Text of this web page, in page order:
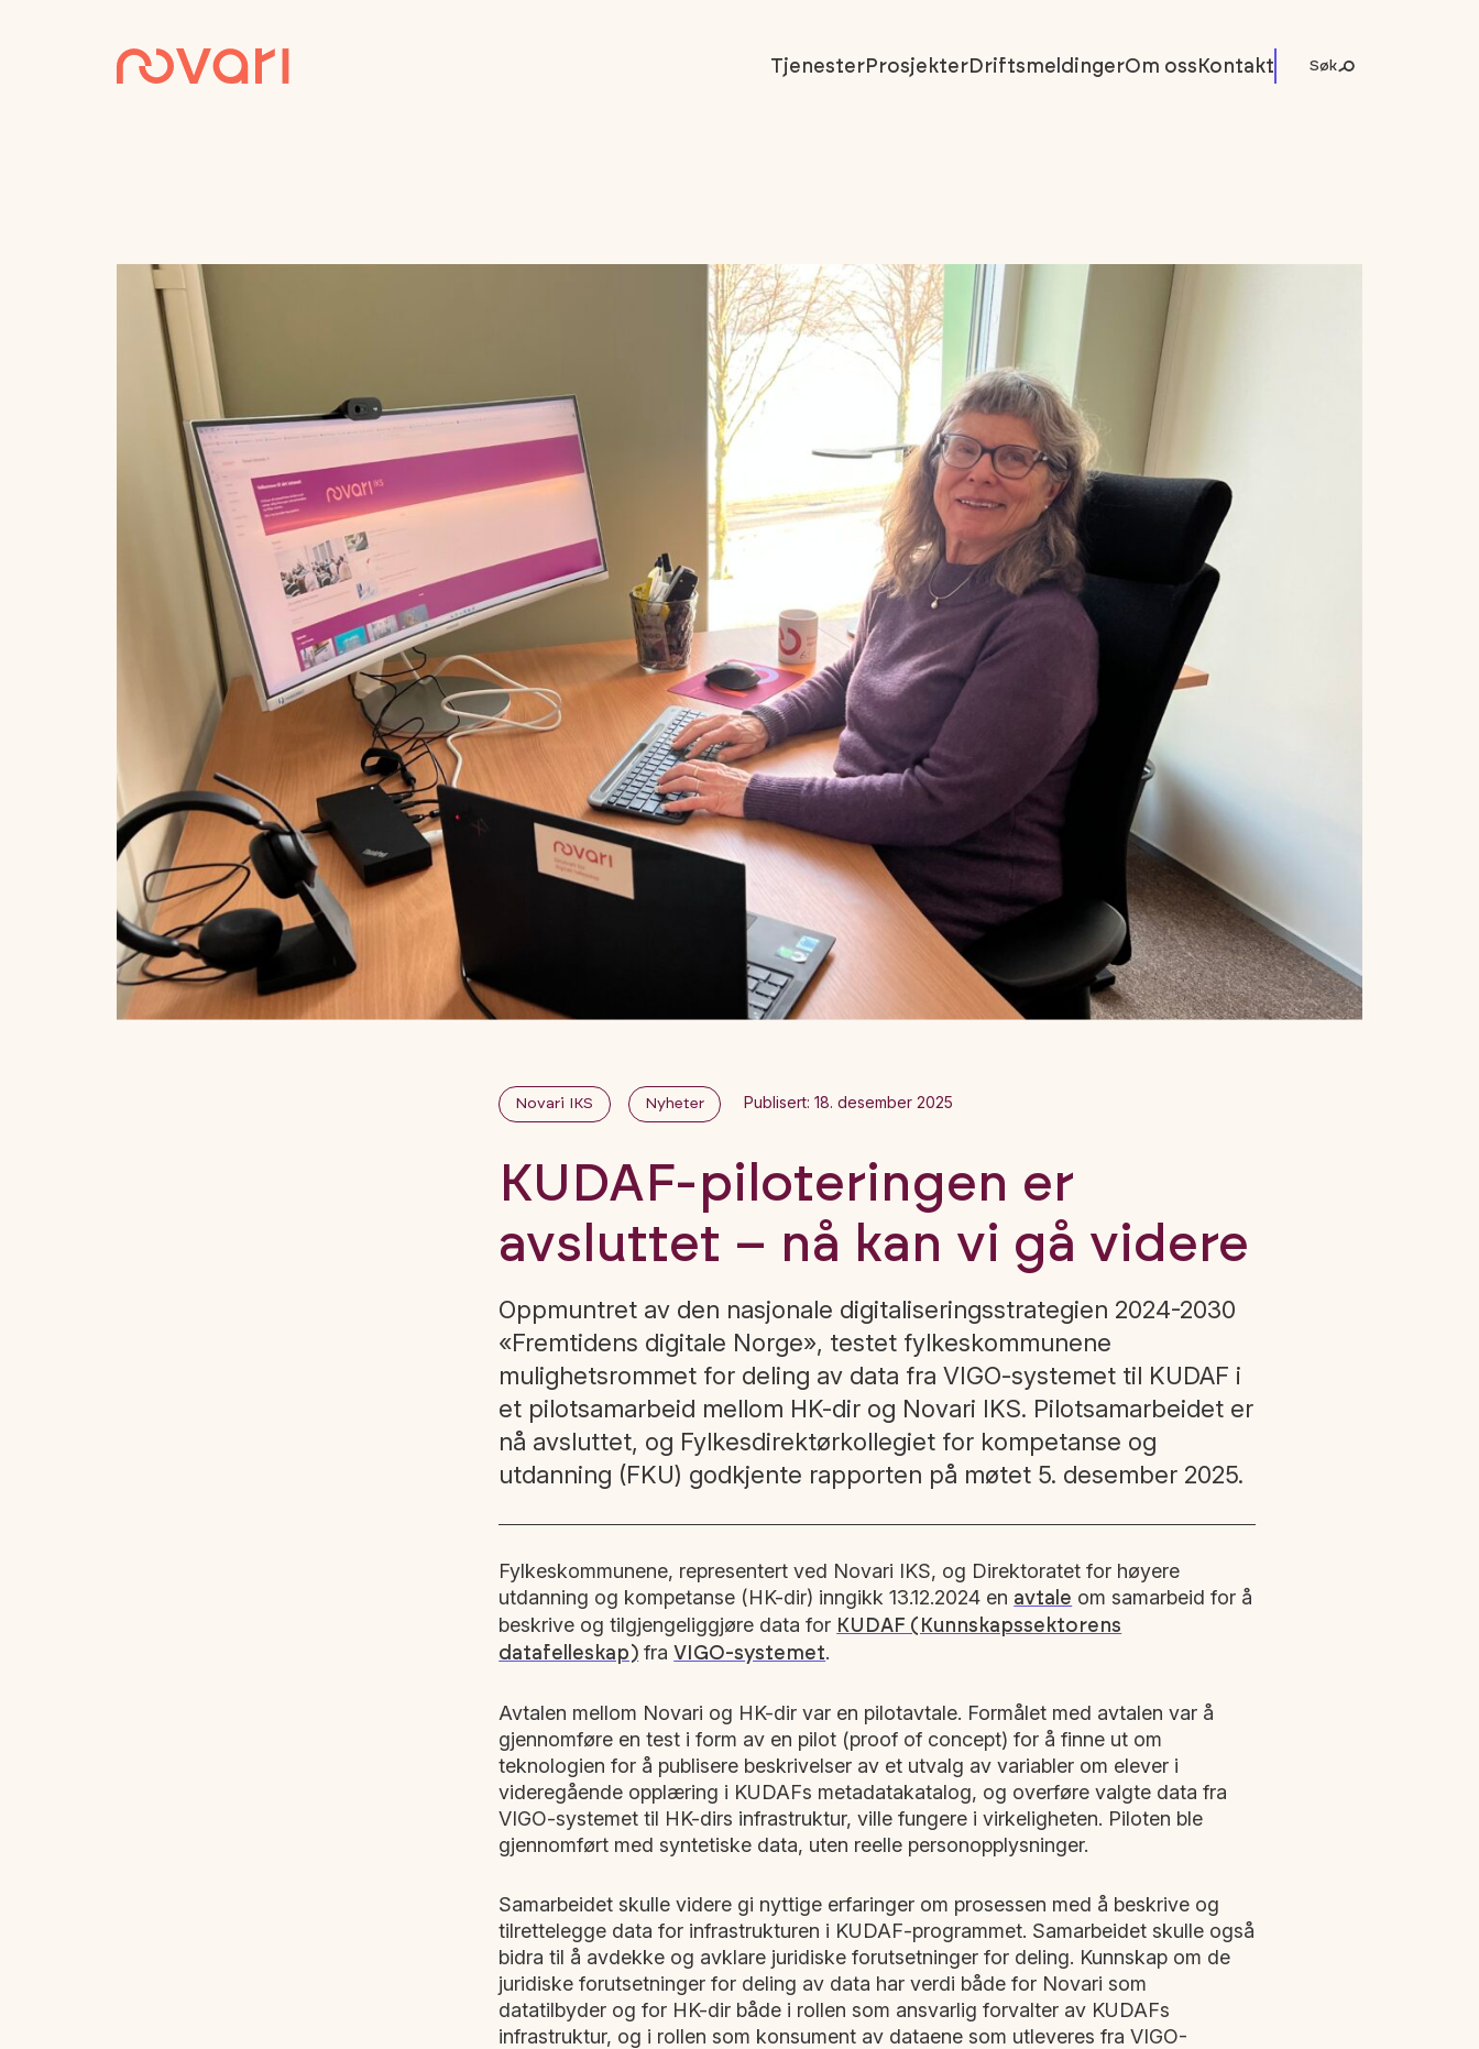
TjenesterProsjekterDriftsmeldingerOm oss Kontakt Søk
Novari IKS Nyheter Publisert: 18. desember 2025
KUDAF-piloteringen er
avsluttet – nå kan vi gå videre
Oppmuntret av den nasjonale digitaliseringsstrategien 2024-2030
«Fremtidens digitale Norge», testet fylkeskommunene
mulighetsrommet for deling av data fra VIGO-systemet til KUDAF i
et pilotsamarbeid mellom HK-dir og Novari IKS. Pilotsamarbeidet er
nå avsluttet, og Fylkesdirektørkollegiet for kompetanse og
utdanning (FKU) godkjente rapporten på møtet 5. desember 2025.
Fylkeskommunene, representert ved Novari IKS, og Direktoratet for høyere
utdanning og kompetanse (HK-dir) inngikk 13.12.2024 en avtale om samarbeid for å
beskrive og tilgjengeliggjøre data for KUDAF (Kunnskapssektorens
datafelleskap) fraVIGO-systemet.
Avtalen mellom Novari og HK-dir var en pilotavtale. Formålet med avtalen var å
gjennomføre en test i form av en pilot (proof of concept) for å finne ut om
teknologien for å publisere beskrivelser av et utvalg av variabler om elever i
videregående opplæring i KUDAFs metadatakatalog, og overføre valgte data fra
VIGO-systemet til HK-dirs infrastruktur, ville fungere i virkeligheten. Piloten ble
gjennomført med syntetiske data, uten reelle personopplysninger.
Samarbeidet skulle videre gi nyttige erfaringer om prosessen med å beskrive og
tilrettelegge data for infrastrukturen i KUDAF-programmet. Samarbeidet skulle også
bidra til å avdekke og avklare juridiske forutsetninger for deling. Kunnskap om de
juridiske forutsetninger for deling av data har verdi både for Novari som
datatilbyder og for HK-dir både i rollen som ansvarlig forvalter av KUDAFs
infrastruktur, og i rollen som konsument av dataene som utleveres fra VIGO-